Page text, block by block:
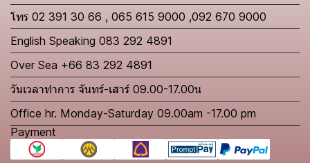
โทร 02 391 30 66 , 065 615 9000 ,092 670 9000
English Speaking 083 292 4891
Over Sea +66 83 292 4891
วันเวลาทำการ จันทร์-เสาร์ 09.00-17.00น
Office hr. Monday-Saturday 09.00am -17.00 pm
Payment